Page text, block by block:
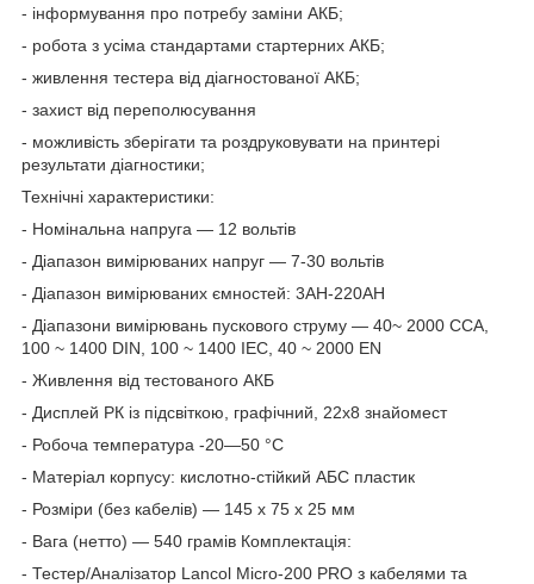
- інформування про потребу заміни АКБ;
- робота з усіма стандартами стартерних АКБ;
- живлення тестера від діагностованої АКБ;
- захист від переполюсування
- можливість зберігати та роздруковувати на принтері
результати діагностики;
Технічні характеристики:
- Номінальна напруга — 12 вольтів
- Діапазон вимірюваних напруг — 7-30 вольтів
- Діапазон вимірюваних ємностей: 3AH-220AH
- Діапазони вимірювань пускового струму — 40~ 2000 CCA,
100 ~ 1400 DIN, 100 ~ 1400 IEC, 40 ~ 2000 EN
- Живлення від тестованого АКБ
- Дисплей РК із підсвіткою, графічний, 22x8 знайомест
- Робоча температура -20—50 °C
- Матеріал корпусу: кислотно-стійкий АБС пластик
- Розміри (без кабелів) — 145 x 75 x 25 мм
- Вага (нетто) — 540 грамів Комплектація:
- Тестер/Аналізатор Lancol Micro-200 PRO з кабелями та